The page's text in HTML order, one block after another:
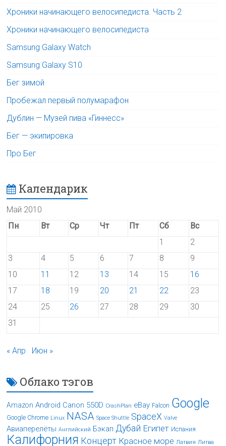
Хроники начинающего велосипедиста. Часть 2
Хроники начинающего велосипедиста
Samsung Galaxy Watch
Samsung Galaxy S10
Бег зимой
Пробежал первый полумарафон
Дублин — Музей пива «Гиннесс»
Бег — экипировка
Про Бег
Календарик
Май 2010
Пн
Вт Ср Чт Пт Сб
Вс
1
2
3
4 5 6 7 8
9
10
11 12 13 14 15
16
17
18 19 20 21 22
23
24
25 26 27 28 29
30
31
« Апр Июн »
Облако тэгов
Amazon Android Canon 550D CrashPlan eBay Falcon Google
Google Chrome Linux NASA Space Shuttle SpaceX Valve
Авиаперелёты Английский Бэкап Дубай Египет Испания
Калифорния Концерт Красное море Латвия Литва